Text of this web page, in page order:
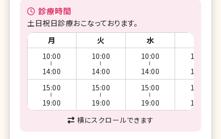
診療時間
土日祝日診療おこなっております。
月
火 水
10:00
14:00
15:00
19:00
10:00
14:00
15:00
19:00
10:00
14:00
15:00
19:00
10:00
14:00
15:00
19:00
横にスクロールできます